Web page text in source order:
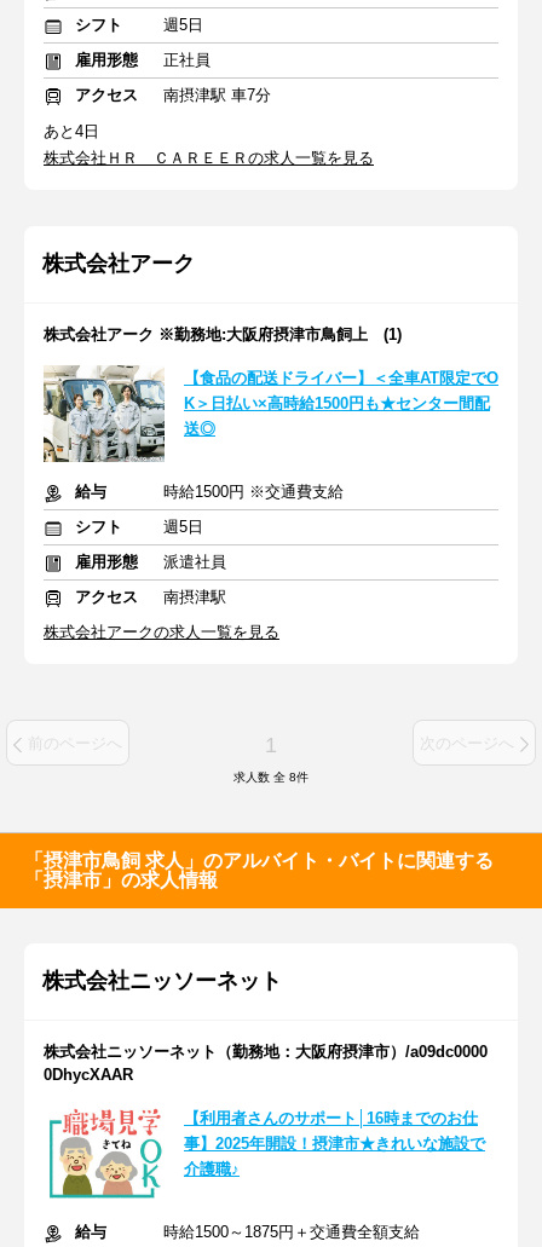
シフト
週5日
雇用形態
正社員
アクセス
南摂津駅 車7分
あと4日
株式会社ＨＲ ＣＡＲＥＥＲの求人一覧を見る
株式会社アーク
株式会社アーク ※勤務地:大阪府摂津市鳥飼上 (1)
【食品の配送ドライバー】＜全車AT限定でO
K＞日払い×高時給1500円も★センター間配
送◎
給与
時給1500円 ※交通費支給
シフト
週5日
雇用形態
派遣社員
アクセス
南摂津駅
株式会社アークの求人一覧を見る
前のページへ 1 次のページへ
求人数 全 8件
「摂津市鳥飼 求人」のアルバイト・バイトに関連する
「摂津市」の求人情報
株式会社ニッソーネット
株式会社ニッソーネット（勤務地：大阪府摂津市）/a09dc0000
0DhycXAAR
【利用者さんのサポート│16時までのお仕
事】2025年開設！摂津市★きれいな施設で
介護職♪
給与 時給1500～1875円＋交通費全額支給